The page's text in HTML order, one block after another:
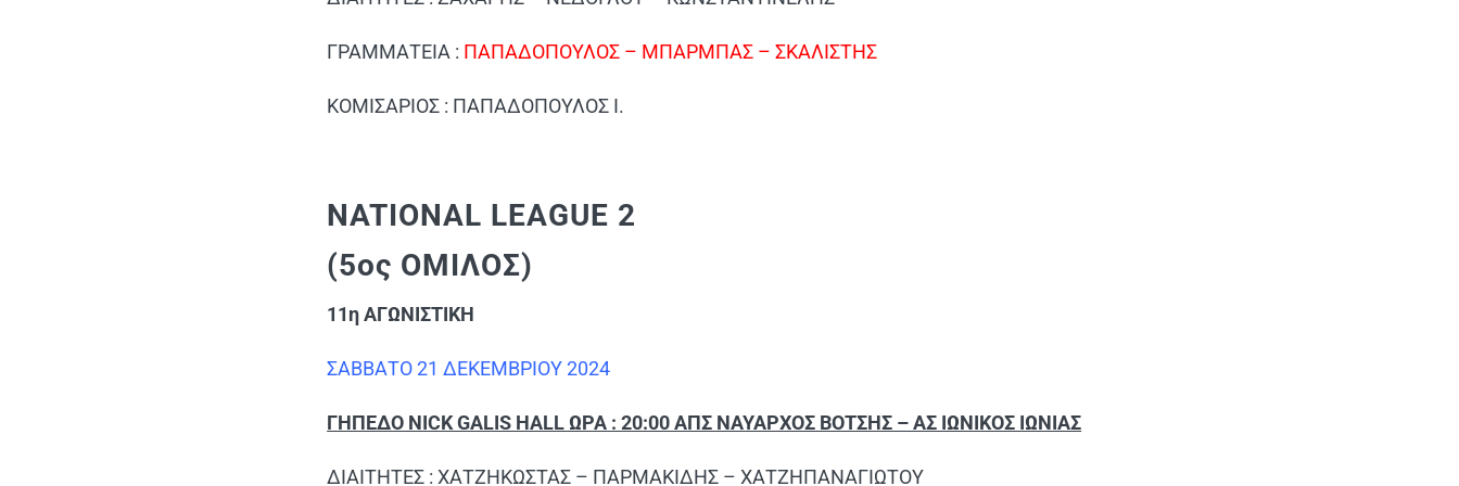
ΓΡΑΜΜΑΤΕΙΑ : ΠΑΠΑΔΟΠΟΥΛΟΣ – ΜΠΑΡΜΠΑΣ – ΣΚΑΛΙΣΤΗΣ
ΚΟΜΙΣΑΡΙΟΣ : ΠΑΠΑΔΟΠΟΥΛΟΣ Ι.
NATIONAL LEAGUE 2
(5ος ΟΜΙΛΟΣ)
11η ΑΓΩΝΙΣΤΙΚΗ
ΣΑΒΒΑΤΟ 21 ΔΕΚΕΜΒΡΙΟΥ 2024
ΓΗΠΕΔΟ NICK GALIS HALL ΩΡΑ : 20:00 ΑΠΣ ΝΑΥΑΡΧΟΣ ΒΟΤΣΗΣ – ΑΣ ΙΩΝΙΚΟΣ ΙΩΝΙΑΣ
ΔΙΑΙΤΗΤΕΣ : ΧΑΤΖΗΚΩΣΤΑΣ – ΠΑΡΜΑΚΙΔΗΣ – ΧΑΤΖΗΠΑΝΑΓΙΩΤΟΥ